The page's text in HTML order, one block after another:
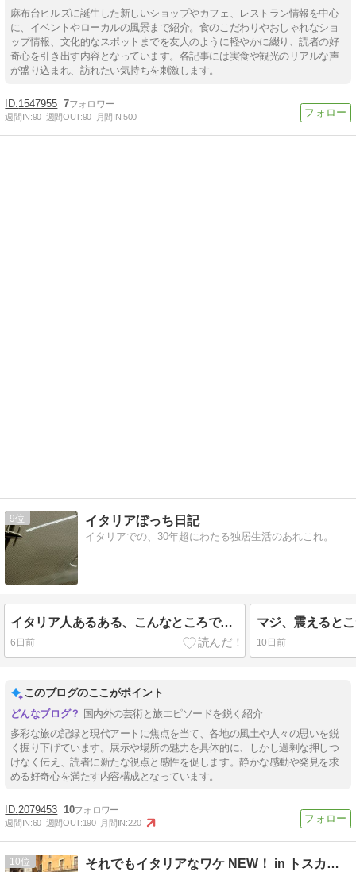
麻布台ヒルズに誕生した新しいショップやカフェ、レストラン情報を中心
に、イベントやローカルの風景まで紹介。食のこだわりやおしゃれなショ
ップ情報、文化的なスポットまでを友人のように軽やかに綴り、読者の好
奇心を引き出す内容となっています。各記事には実食や観光のリアルな声
が盛り込まれ、訪れたい気持ちを刺激します。
1547955 7
週間IN:90 週間OUT:90 月間IN:500
9 イタリアぼっち日記
イタリアでの、30年超にわたる独居生活のあれこれ。
イタリア人あるある、こんなところで実感
6日前
マジ、震えると
10日前
このブログのここがポイント
国内外の芸術と旅エピソードを鋭く紹介
多彩な旅の記録と現代アートに焦点を当て、各地の風土や人々の思いを鋭
く掘り下げています。展示や場所の魅力を具体的に、しかし過剰な押しつ
けなく伝え、読者に新たな視点と感性を促します。静かな感動や発見を求
める好奇心を満たす内容構成となっています。
2079453 10
週間IN:60 週間OUT:190 月間IN:220
10 それでもイタリアなワケ NEW！ in トスカーナ